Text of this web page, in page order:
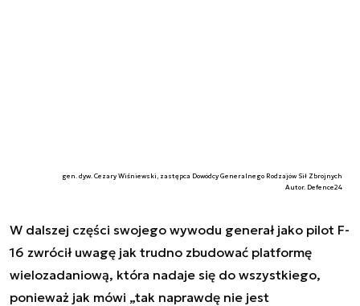
gen. dyw. Cezary Wiśniewski, zastępca Dowódcy Generalnego Rodzajów Sił Zbrojnych
Autor. Defence24
W dalszej części swojego wywodu generał jako pilot F-
16 zwrócił uwagę jak trudno zbudować platformę
wielozadaniową, która nadaje się do wszystkiego,
ponieważ jak mówi „tak naprawdę nie jest